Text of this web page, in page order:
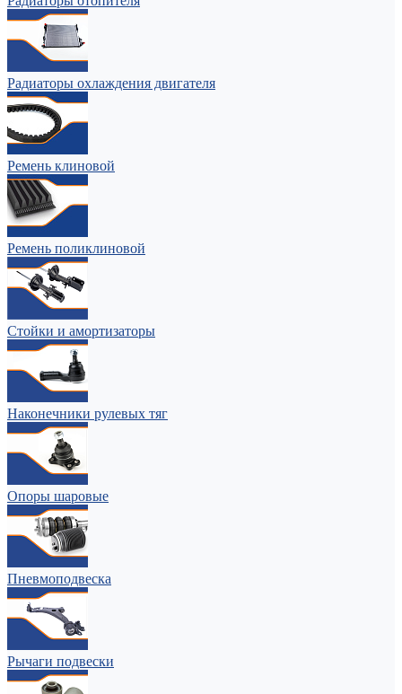
Радиаторы охлаждения двигателя
Ремень клиновой
Ремень поликлиновой
Стойки и амортизаторы
Наконечники рулевых тяг
Опоры шаровые
Пневмоподвеска
Рычаги подвески